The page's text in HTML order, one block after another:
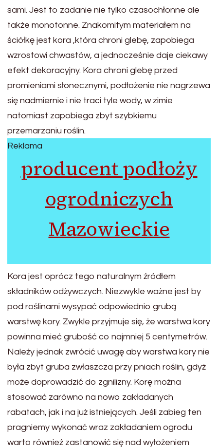
sami. Jest to zadanie nie tylko czasochłonne ale
także monotonne. Znakomitym materiałem na
ściółkę jest kora ,która chroni glebę, zapobiega
wzrostowi chwastów, a jednocześnie daje ciekawy
efekt dekoracyjny. Kora chroni glebę przed
promieniami słonecznymi, podłożenie nie nagrzewa
się nadmiernie i nie traci tyle wody, w zimie
natomiast zapobiega zbyt szybkiemu
przemarzaniu roślin.
Reklama
producent podłoży
ogrodniczych
Mazowieckie
Kora jest oprócz tego naturalnym źródłem
składników odżywczych. Niezwykle ważne jest by
pod roślinami wysypać odpowiednio grubą
warstwę kory. Zwykle przyjmuje się, że warstwa kory
powinna mieć grubość co najmniej 5 centymetrów.
Należy jednak zwrócić uwagę aby warstwa kory nie
była zbyt gruba zwłaszcza przy pniach roślin, gdyż
może doprowadzić do zgnilizny. Korę można
stosować zarówno na nowo zakładanych
rabatach, jak i na już istniejących. Jeśli zabieg ten
pragniemy wykonać wraz zakładaniem ogrodu
warto również zastanowić się nad wyłożeniem